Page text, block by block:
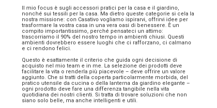
Il mio focus è sugli accessori pratici per la casa e il giardino,
nonché sui tessili per la casa. Ma dietro queste categorie si cela la
nostra missione: con Casativo vogliamo ispirarvi, offrirvi idee per
trasformare la vostra casa in una vera oasi di benessere. È un
compito importantissimo, perché pensateci un attimo:
trascorriamo il 90% del nostro tempo in ambienti chiusi. Questi
ambienti dovrebbero essere luoghi che ci rafforzano, ci calmano
e ci rendono felici.
Questo è esattamente il criterio che guida ogni decisione di
acquisto nel mio team e in me. La selezione dei prodotti deve
facilitare la vita o renderla più piacevole – deve offrire un valore
aggiunto. Che si tratti della coperta particolarmente morbida, del
pratico utensile da cucina o della lanterna da giardino elegante –
ogni prodotto deve fare una differenza tangibile nella vita
quotidiana dei nostri clienti. Si tratta di trovare soluzioni che non
siano solo belle, ma anche intelligenti e utili.